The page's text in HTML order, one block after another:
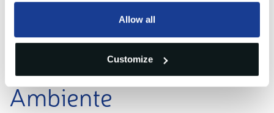
Allow all
Customize
Ambiente